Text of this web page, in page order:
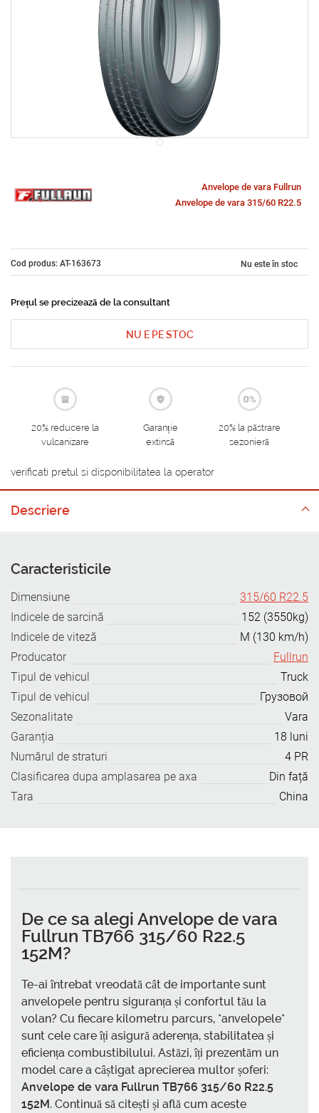
Anvelope de vara Fullrun
Anvelope de vara 315/60 R22.5
Cod produs: AT-163673 Nu este în stoc
Prețul se precizează de la consultant
NU E PE STOC
20% reducere la
vulcanizare
Garanție
extinsă
20% la păstrare
sezonieră
verificati pretul si disponibilitatea la operator
Descriere
Caracteristicile
Dimensiune
315/60 R22.5
Indicele de sarcină
152 (3550kg)
Indicele de viteză
M (130 km/h)
Producator
Fullrun
Tipul de vehicul
Truck
Tipul de vehicul
Грузовой
Sezonalitate
Vara
Garanția
18 luni
Numărul de straturi
4 PR
Clasificarea dupa amplasarea pe axa
Din față
Tara
China
De ce sa alegi Anvelope de vara
Fullrun TB766 315/60 R22.5
152M?
Te-ai întrebat vreodată cât de importante sunt
anvelopele pentru siguranța și confortul tău la
volan? Cu fiecare kilometru parcurs, *anvelopele*
sunt cele care îți asigură aderența, stabilitatea și
eficiența combustibilului. Astăzi, îți prezentăm un
model care a câștigat aprecierea multor șoferi:
Anvelope de vara Fullrun TB766 315/60 R22.5
152M. Continuă să citești și află cum aceste